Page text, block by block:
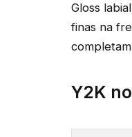
Gloss
finas na
Y2K